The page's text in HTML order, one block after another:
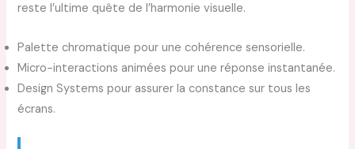
reste l’ultime quête de l’harmonie visuelle.
Palette chromatique pour une cohérence sensorielle.
Micro-interactions animées pour une réponse instantanée.
Design Systems pour assurer la constance sur tous les
écrans.